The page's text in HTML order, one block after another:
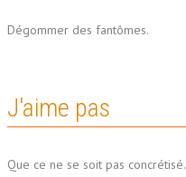
Dégommer des fantômes.
J'aime pas
Que ce ne se soit pas concrétisé.